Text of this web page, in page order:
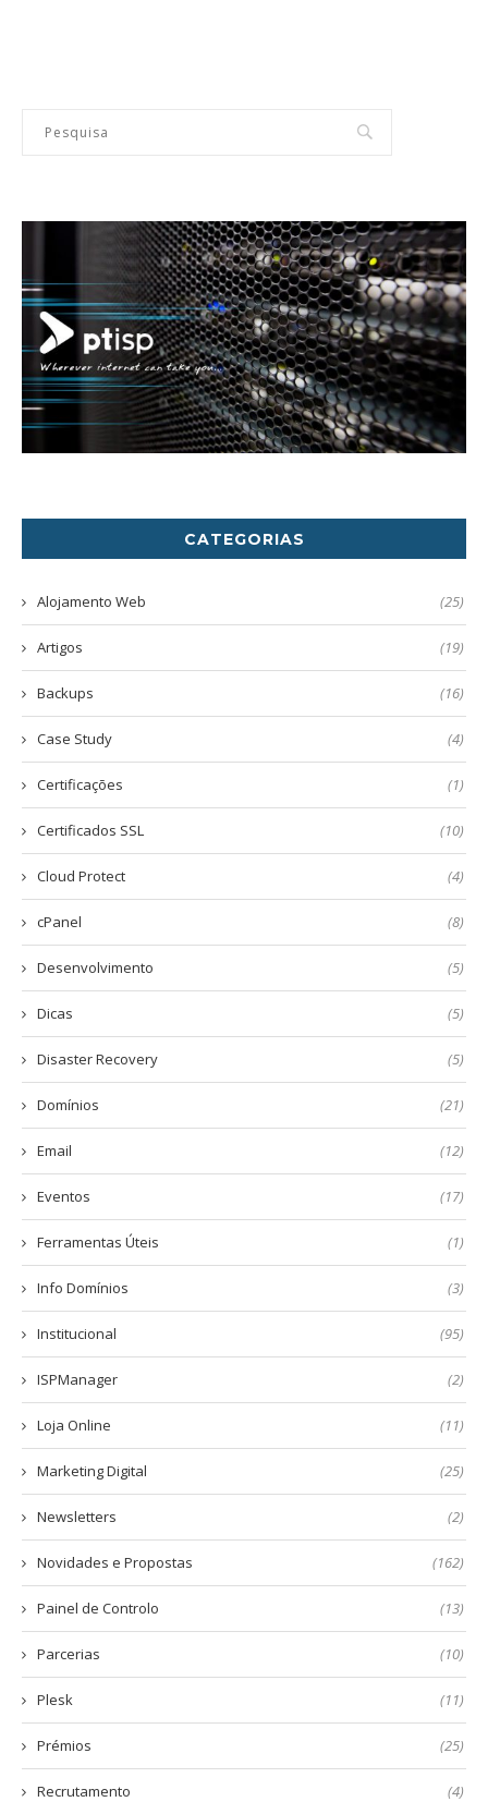
CATEGORIAS
Alojamento Web (25)
Artigos (19)
Backups (16)
Case Study (4)
Certificações (1)
Certificados SSL (10)
Cloud Protect (4)
cPanel (8)
Desenvolvimento (5)
Dicas (5)
Disaster Recovery (5)
Domínios (21)
Email (12)
Eventos (17)
Ferramentas Úteis (1)
Info Domínios (3)
Institucional (95)
ISPManager (2)
Loja Online (11)
Marketing Digital (25)
Newsletters (2)
Novidades e Propostas (162)
Painel de Controlo (13)
Parcerias (10)
Plesk (11)
Prémios (25)
Recrutamento (4)